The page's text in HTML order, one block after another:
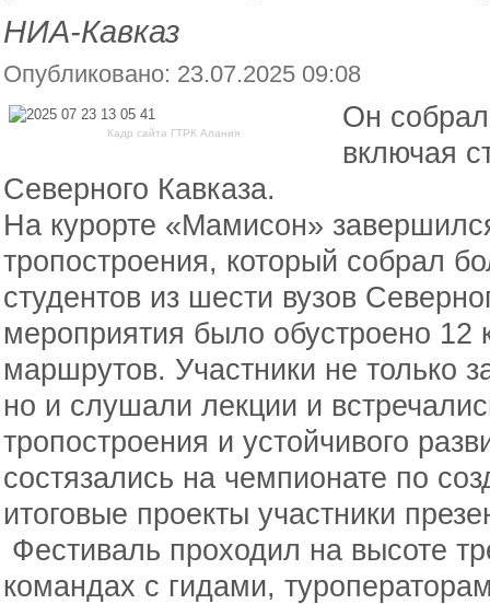
НИА-Кавказ
Опубликовано: 23.07.2025 09:08
Кадр сайта ГТРК Алания
Он
включая
Северного Кавказа.
На курорте «Мамисон»
тропостроения, который собрал
студентов из шести вузов
мероприятия было обустроено 12
маршрутов. Участники не только
но и слушали лекции и
тропостроения и устойчивого
состязались на чемпионате по
итоговые проекты участники
Фестиваль проходил на высоте
командах с гидами,